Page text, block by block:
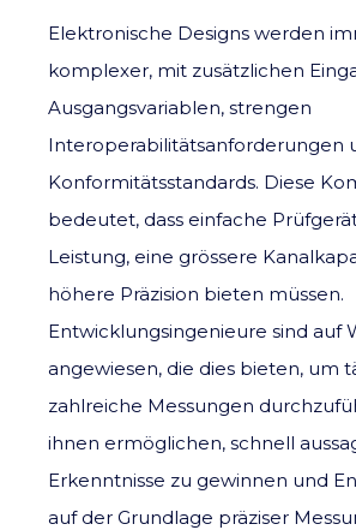
Elektronische Designs werden
komplexer, mit zusätzlichen
Ausgangsvariablen, strengen
Interoperabilitätsanforderungen
Konformitätsstandards. Diese
bedeutet, dass einfache
Leistung, eine grössere
höhere Präzision bieten müssen.
Entwicklungsingenieure sind auf
angewiesen, die dies bieten, um
zahlreiche Messungen
ihnen ermöglichen, schnell
Erkenntnisse zu gewinnen und
auf der Grundlage präziser